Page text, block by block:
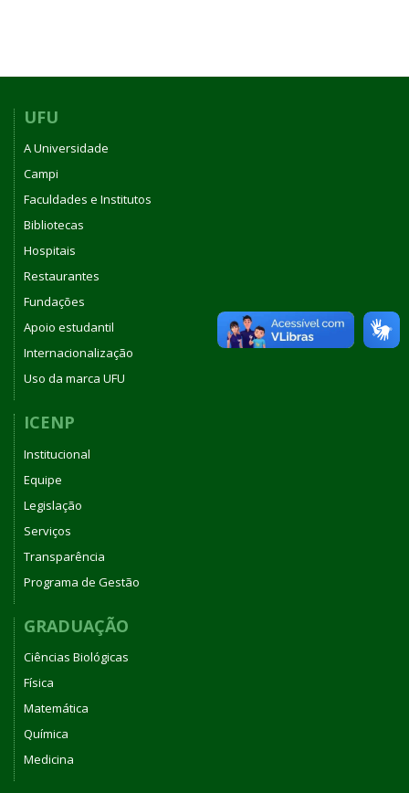
UFU
A Universidade
Campi
Faculdades e Institutos
Bibliotecas
Hospitais
Restaurantes
Fundações
Apoio estudantil
Internacionalização
Uso da marca UFU
ICENP
Institucional
Equipe
Legislação
Serviços
Transparência
Programa de Gestão
GRADUAÇÃO
Ciências Biológicas
Física
Matemática
Química
Medicina